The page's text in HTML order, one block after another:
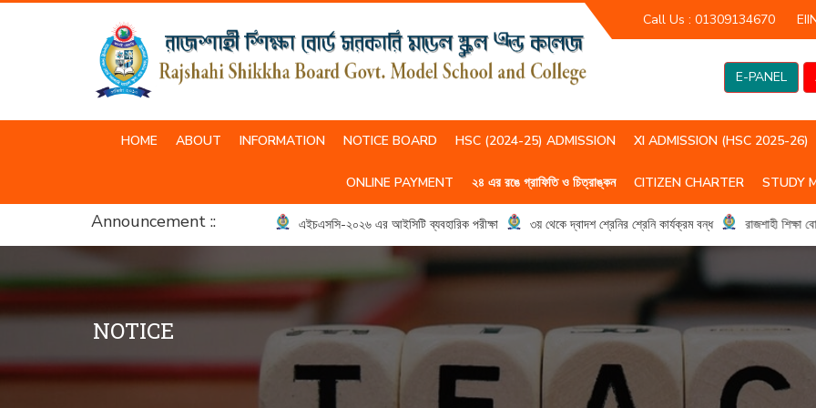
Call Us : 01309134670
E-PANEL
HOME ABOUT INFORMATION NOTICE BOARD HSC (2024-25) ADMISSION XI ADMISSION (HSC 2025-26)
ONLINE PAYMENT ২৪ এর রঙে গ্রাফিতি ও চিত্রাঙ্কন CITIZEN CHARTER STUDY
Announcement :: এইচএসসি-২০২৬ এর আইসিটি ব্যবহারিক পরীক্ষা ৩য় থেকে দ্বাদশ শ্রেনির শ্রেনি কার্যক্রম বন্ধ রাজশাহী শিক্ষা
NOTICE